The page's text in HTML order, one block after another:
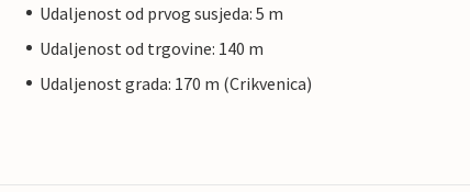
Udaljenost od prvog susjeda: 5 m
Udaljenost od trgovine: 140 m
Udaljenost grada: 170 m (Crikvenica)